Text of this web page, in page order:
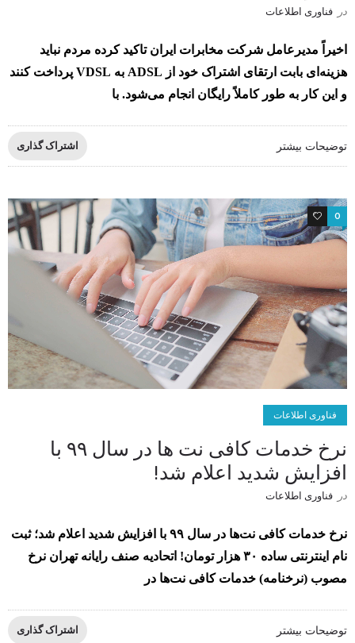
در فناوری اطلاعات
اخیراً مدیرعامل شرکت مخابرات ایران تاکید کرده مردم نباید
هزینه‌ای بابت ارتقای اشتراک خود از ADSL به VDSL پرداخت کنند
و این کار به طور کاملاً رایگان انجام می‌شود. با
توضیحات بیشتر اشتراک گذاری
0
0
فناوری اطلاعات
نرخ خدمات کافی نت‌ ها در سال ۹۹ با
افزایش شدید اعلام شد!
در فناوری اطلاعات
نرخ خدمات کافی نت‌ها در سال ۹۹ با افزایش شدید اعلام شد؛ ثبت
نام اینترنتی ساده ۳۰ هزار تومان! اتحادیه صنف رایانه تهران نرخ
مصوب (نرخنامه) خدمات کافی نت‌ها در
توضیحات بیشتر اشتراک گذاری